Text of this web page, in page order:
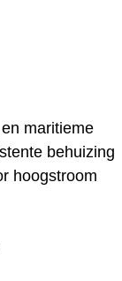
maritieme
behuizing
hoogstroom